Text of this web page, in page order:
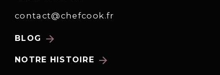
contact@chefcook.fr
BLOG arrow_forward
NOTRE HISTOIRE arrow_forward